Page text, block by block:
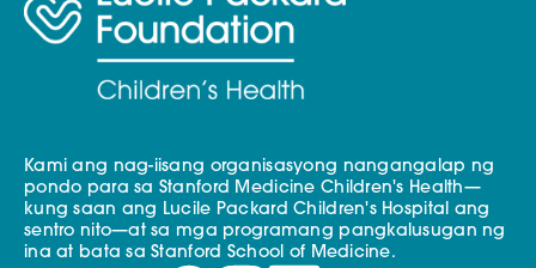
Kami ang nag-iisang organisasyong nangangalap ng
pondo para sa Stanford Medicine Children's Health—
kung saan ang Lucile Packard Children's Hospital ang
sentro nito—at sa mga programang pangkalusugan ng
ina at bata sa Stanford School of Medicine.